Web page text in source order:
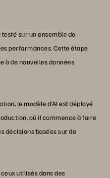
sur un ensemble de
performances. Cette étape
à de nouvelles données
le modèle d’AI est déployé
où il commence à faire
décisions basées sur de
utilisés dans des